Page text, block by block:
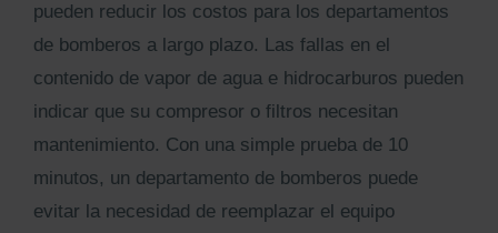
pueden reducir los costos para los departamentos
de bomberos a largo plazo. Las fallas en el
contenido de vapor de agua e hidrocarburos pueden
indicar que su compresor o filtros necesitan
mantenimiento. Con una simple prueba de 10
minutos, un departamento de bomberos puede
evitar la necesidad de reemplazar el equipo